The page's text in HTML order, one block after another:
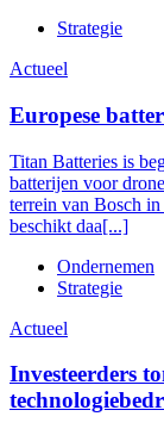
Strategie
Actueel
Europese
Titan Batteries is
batterijen voor
terrein van Bosch
beschikt daa[...]
Ondernemen
Strategie
Actueel
Investeerders